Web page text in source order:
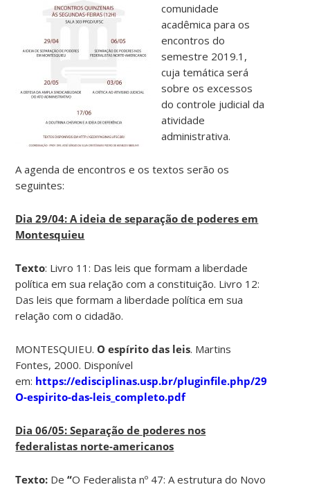
comunidade
acadêmica para os
encontros do
semestre 2019.1,
cuja temática será
sobre os excessos
do controle judicial da
atividade
administrativa.
A agenda de encontros e os textos serão os
seguintes:
Dia 29/04: A ideia de separação de poderes em
Montesquieu
Texto: Livro 11: Das leis que formam a liberdade
política em sua relação com a constituição. Livro 12:
Das leis que formam a liberdade política em sua
relação com o cidadão.
MONTESQUIEU. O espírito das leis. Martins
Fontes, 2000. Disponível
em: https://edisciplinas.usp.br/pluginfile.php/2963710/
O-espirito-das-leis_completo.pdf
Dia 06/05: Separação de poderes nos
federalistas norte-americanos
Texto: De “O Federalista nº 47: A estrutura do Novo